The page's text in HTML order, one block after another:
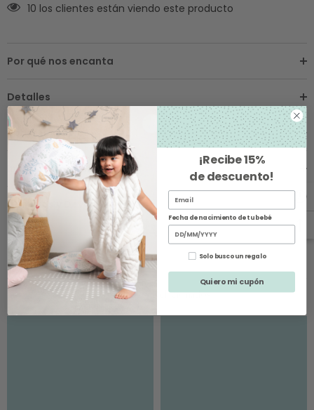
10 los clientes están viendo este producto
Por qué nos encanta
Detalles
Sobre los Envíos
Instrucciones de Cuidado
Cambios y Devoluciones
Productos Relacionados
¡Recibe15%
de descuento!
Fecha de nacimiento de tu bebé
Solo busco un regalo
Quiero mi cupón